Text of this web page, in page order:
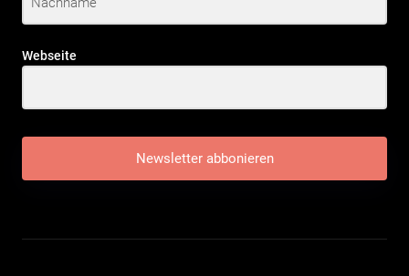
Webseite
Newsletter abbonieren